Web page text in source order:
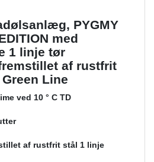
PYGMY
med
1 linje tør
af rustfrit
Line
ved 10 ° C TD
af rustfrit stål 1 linje